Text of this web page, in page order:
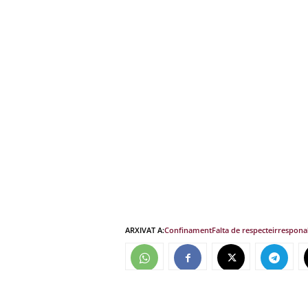
ARXIVAT A:ConfinamentFalta de respecte